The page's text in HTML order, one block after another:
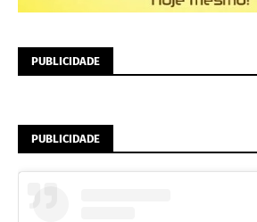
PUBLICIDADE
PUBLICIDADE